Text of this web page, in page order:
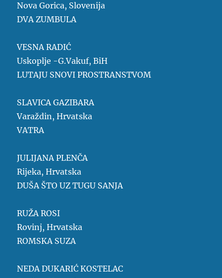
Nova Gorica, Slovenija
DVA ZUMBULA
VESNA RADIĆ
Uskoplje -G.Vakuf, BiH
LUTAJU SNOVI PROSTRANSTVOM
SLAVICA GAZIBARA
Varaždin, Hrvatska
VATRA
JULIJANA PLENČA
Rijeka, Hrvatska
DUŠA ŠTO UZ TUGU SANJA
RUŽA ROSI
Rovinj, Hrvatska
ROMSKA SUZA
NEDA DUKARIĆ KOSTELAC